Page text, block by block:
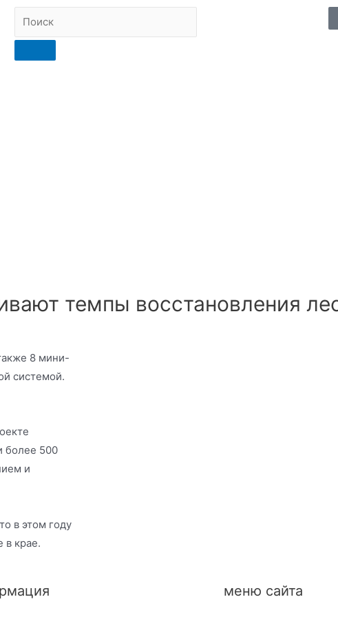
темпы восстановления
8 мини-
системой.
более 500
и
в этом году
в крае.
меню сайта